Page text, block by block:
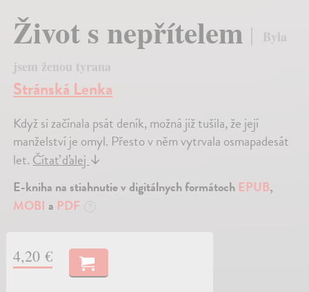
Život s nepřítelem
Byla
jsem ženou tyrana
Stránská Lenka
Když si začínala psát deník, možná již tušila, že její
manželství je omyl. Přesto v něm vytrvala osmapadesát
let. Čítať ďalej ↓
E-kniha na stiahnutie v digitálnych formátoch EPUB,
MOBI a PDF
4,20 €